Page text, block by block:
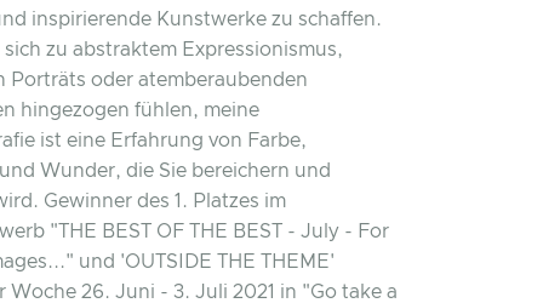
inspirierende Kunstwerke zu schaffen.
sich zu abstraktem Expressionismus,
Porträts oder atemberaubenden
hingezogen fühlen, meine
ist eine Erfahrung von Farbe,
Wunder, die Sie bereichern und
Gewinner des 1. Platzes im
"THE BEST OF THE BEST - July - For
und 'OUTSIDE THE THEME'
Woche 26. Juni - 3. Juli 2021 in "Go take a